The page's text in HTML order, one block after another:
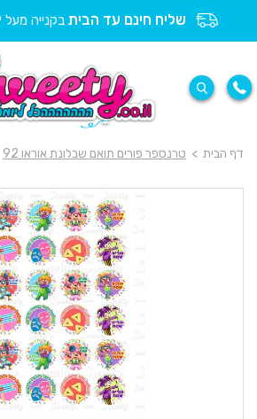
שליח חינם עד הבית בקנייה מעל 299 ₪
דף הבית > טרנספר פורים תואם שבלונת אוראו 92